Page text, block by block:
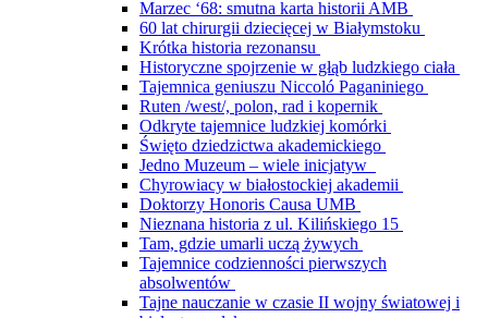
Marzec ‘68: smutna karta historii AMB
60 lat chirurgii dziecięcej w Białymstoku
Krótka historia rezonansu
Historyczne spojrzenie w głąb ludzkiego ciała
Tajemnica geniuszu Niccoló Paganiniego
Ruten /west/, polon, rad i kopernik
Odkryte tajemnice ludzkiej komórki
Święto dziedzictwa akademickiego
Jedno Muzeum – wiele inicjatyw
Chyrowiacy w białostockiej akademii
Doktorzy Honoris Causa UMB
Nieznana historia z ul. Kilińskiego 15
Tam, gdzie umarli uczą żywych
Tajemnice codzienności pierwszych
absolwentów
Tajne nauczanie w czasie II wojny światowej i